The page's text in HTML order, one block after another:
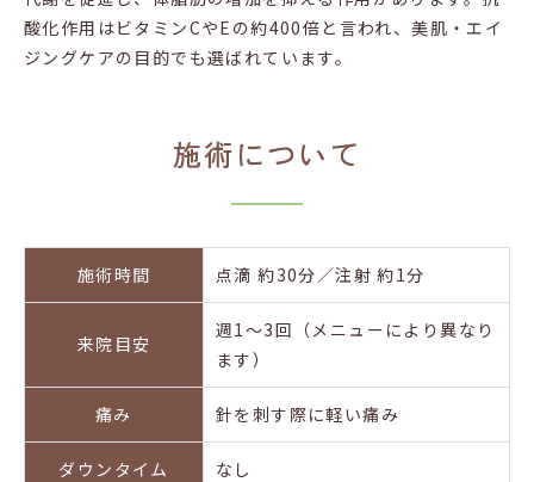
酸化作用はビタミンCやEの約400倍と言われ、美肌・エイ
ジングケアの目的でも選ばれています。
施術について
施術時間 点滴 約30分／注射 約1分
来院 目安
週1〜3回（メニューにより異なり
ます）
痛み 針を刺す際に軽い痛み
ダウン タイム なし